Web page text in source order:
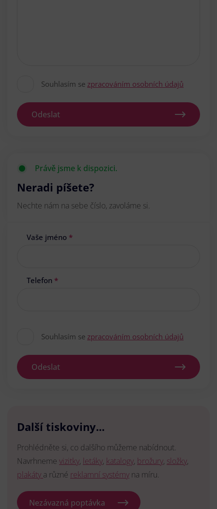
Souhlasím se zpracováním osobních údajů
Odeslat
Právě jsme k dispozici.
Neradi píšete?
Nechte nám na sebe číslo, zavoláme si.
Vaše jméno *
Telefon *
Souhlasím se zpracováním osobních údajů
Odeslat
Další tiskoviny...
Prohlédněte si, co dalšího můžeme nabídnout.
Navrhneme vizitky, letáky, katalogy, brožury, složky,
plakáty a různé reklamní systémy na míru.
Nezávazná poptávka